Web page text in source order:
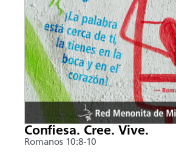
Confiesa. Cree. Vive.
Romanos 10:8-10